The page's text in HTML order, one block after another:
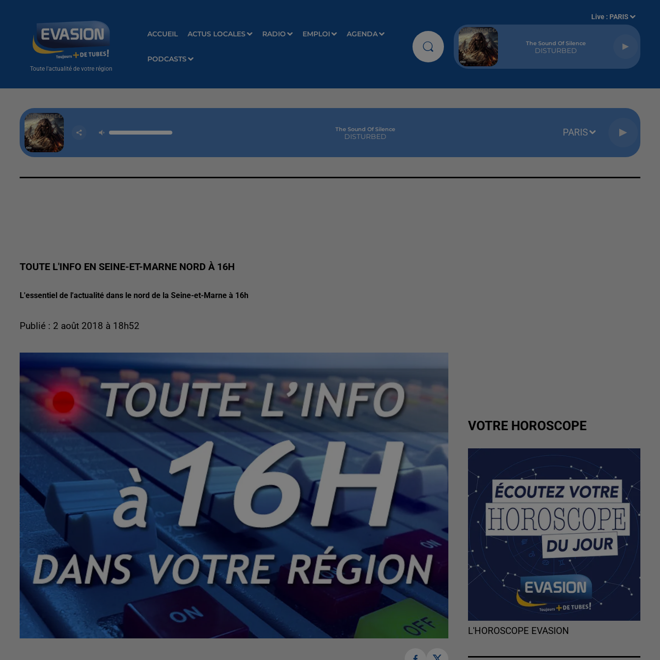
Toute l'actualité de votre région
ACCUEIL ACTUS LOCALES RADIO EMPLOI AGENDA
PODCASTS
Live : PARIS
The Sound Of Silence
DISTURBED
The Sound Of Silence
DISTURBED PARIS
TOUTE L'INFO EN SEINE-ET-MARNE NORD À 16H
L'essentiel de l'actualité dans le nord de la Seine-et-Marne à 16h
Publié : 2 août 2018 à 18h52
VOTRE HOROSCOPE
L'HOROSCOPE EVASION